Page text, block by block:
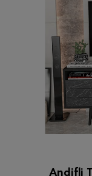
Andifli